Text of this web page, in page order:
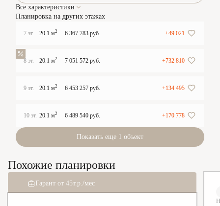
Все характеристики
Планировка на других этажах
7 эт. 20.1 м2 6 367 783 руб. +49 021
8 эт. 20.1 м2 7 051 572 руб. +732 810
9 эт. 20.1 м2 6 453 257 руб. +134 495
10 эт. 20.1 м2 6 489 540 руб. +170 778
Показать еще 1 объект
Похожие планировки
Гарант от 45т.р./мес